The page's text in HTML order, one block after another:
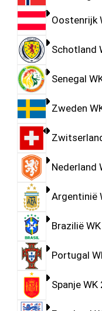
Oostenrijk
Schotland
Senegal
Zweden
Nederland
Argentinië
Brazilië
Portugal
Spanje